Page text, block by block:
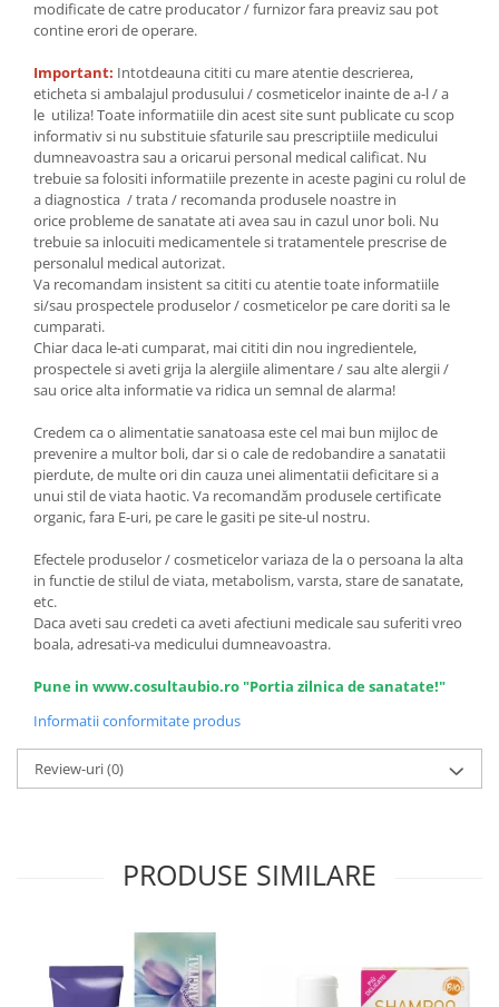
modificate de catre producator / furnizor fara preaviz sau pot
contine erori de operare.
Important: Intotdeauna cititi cu mare atentie descrierea,
eticheta si ambalajul produsului / cosmeticelor inainte de a-l / a
le utiliza! Toate informatiile din acest site sunt publicate cu scop
informativ si nu substituie sfaturile sau prescriptiile medicului
dumneavoastra sau a oricarui personal medical calificat. Nu
trebuie sa folositi informatiile prezente in aceste pagini cu rolul de
a diagnostica / trata / recomanda produsele noastre in
orice probleme de sanatate ati avea sau in cazul unor boli. Nu
trebuie sa inlocuiti medicamentele si tratamentele prescrise de
personalul medical autorizat.
Va recomandam insistent sa cititi cu atentie toate informatiile
si/sau prospectele produselor / cosmeticelor pe care doriti sa le
cumparati.
Chiar daca le-ati cumparat, mai cititi din nou ingredientele,
prospectele si aveti grija la alergiile alimentare / sau alte alergii /
sau orice alta informatie va ridica un semnal de alarma!
Credem ca o alimentatie sanatoasa este cel mai bun mijloc de
prevenire a multor boli, dar si o cale de redobandire a sanatatii
pierdute, de multe ori din cauza unei alimentatii deficitare si a
unui stil de viata haotic. Va recomandăm produsele certificate
organic, fara E-uri, pe care le gasiti pe site-ul nostru.
Efectele produselor / cosmeticelor variaza de la o persoana la alta
in functie de stilul de viata, metabolism, varsta, stare de sanatate,
etc.
Daca aveti sau credeti ca aveti afectiuni medicale sau suferiti vreo
boala, adresati-va medicului dumneavoastra.
Pune in www.cosultaubio.ro "Portia zilnica de sanatate!"
Informatii conformitate produs
Review-uri(0)
PRODUSE SIMILARE